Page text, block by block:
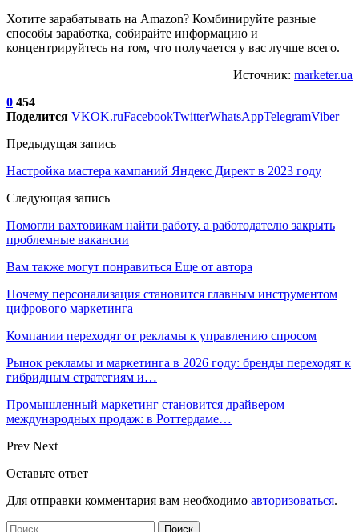
Хотите зарабатывать на Amazon? Комбинируйте разные
способы заработка, собирайте информацию и
концентрируйтесь на том, что получается у вас лучше всего.
Источник: marketer.ua
0 454
Поделится VKOK.ruFacebookTwitterWhatsAppTelegramViber
Предыдущая запись
Настройка мастера кампаний Яндекс Директ в 2023 году
Следующая запись
Помогли вахтовикам найти работу, а работодателю закрыть
проблемные вакансии
Вам также могут понравиться Еще от автора
Почему персонализация становится главным инструментом
цифрового маркетинга
Компании переходят от рекламы к управлению спросом
Рынок рекламы и маркетинга в 2026 году: бренды переходят к
гибридным стратегиям и…
Промышленный маркетинг становится драйвером
международных продаж: в Роттердаме…
Prev Next
Оставьте ответ
Для отправки комментария вам необходимо авторизоваться.